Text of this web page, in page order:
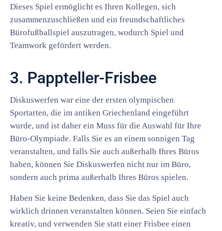
Dieses Spiel ermöglicht es Ihren Kollegen, sich
zusammenzuschließen und ein freundschaftliches
Bürofußballspiel auszutragen, wodurch Spiel und
Teamwork gefördert werden.
3. Pappteller-Frisbee
Diskuswerfen war eine der ersten olympischen
Sportarten, die im antiken Griechenland eingeführt
wurde, und ist daher ein Muss für die Auswahl für Ihre
Büro-Olympiade. Falls Sie es an einem sonnigen Tag
veranstalten, und falls Sie auch außerhalb Ihres Büros
haben, können Sie Diskuswerfen nicht nur im Büro,
sondern auch prima außerhalb Ihres Büros spielen.
Haben Sie keine Bedenken, dass Sie das Spiel auch
wirklich drinnen veranstalten können. Seien Sie einfach
kreativ, und verwenden Sie statt einer Frisbee einen